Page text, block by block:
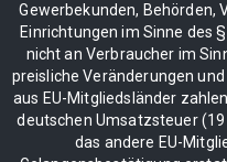
Gewerbekunden, Behörden,
Einrichtungen im Sinne des
nicht an Verbraucher im
preisliche Veränderungen
aus EU-Mitgliedsländer
deutschen Umsatzsteuer (19
das andere EU-